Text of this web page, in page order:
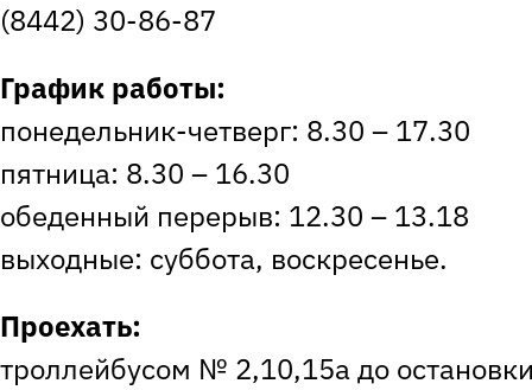
(8442) 30-86-87
График работы:
понедельник-четверг: 8.30 – 17.30
пятница: 8.30 – 16.30
обеденный перерыв: 12.30 – 13.18
выходные: суббота, воскресенье.
Проехать:
троллейбусом № 2,10,15а до